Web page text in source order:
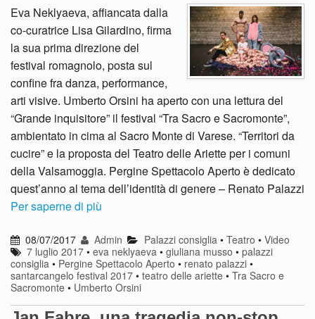
Eva Neklyaeva, affiancata dalla
co-curatrice Lisa Gilardino, firma
la sua prima direzione del
festival romagnolo, posta sul
confine fra danza, performance,
arti visive. Umberto Orsini ha aperto con una lettura del
“Grande inquisitore” il festival “Tra Sacro e Sacromonte”,
ambientato in cima al Sacro Monte di Varese. “Territori da
cucire” e la proposta del Teatro delle Ariette per i comuni
della Valsamoggia. Pergine Spettacolo Aperto è dedicato
quest’anno al tema dell’identità di genere – Renato Palazzi
Per saperne di più
08/07/2017 Admin Palazzi consiglia • Teatro • Video
7 luglio 2017 •eva neklyaeva •giuliana musso •palazzi
consiglia • Pergine Spettacolo Aperto • renato palazzi •
santarcangelo festival 2017 • teatro delle ariette • Tra Sacro e
Sacromonte • Umberto Orsini